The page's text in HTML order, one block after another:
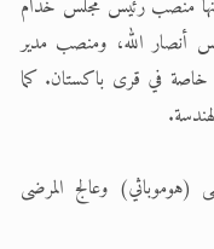
منصب رئيس مجلس خدام
أنصار الله، ومنصب مدير
خاصة في قرى باكستان. كما
(هوموباثي) وعالج المرضى